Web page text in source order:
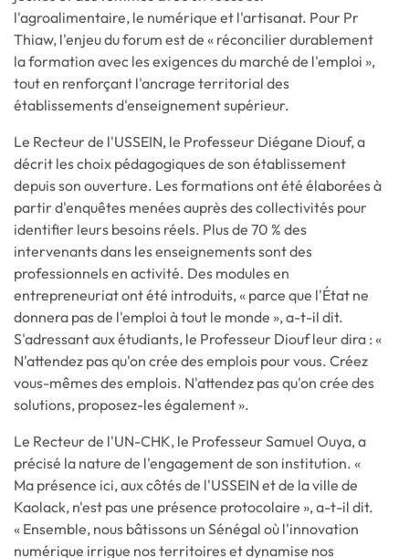
l'agroalimentaire, le numérique et l'artisanat. Pour Pr
Thiaw, l'enjeu du forum est de « réconcilier durablement
la formation avec les exigences du marché de l'emploi »,
tout en renforçant l'ancrage territorial des
établissements d'enseignement supérieur.
Le Recteur de l'USSEIN, le Professeur Diégane Diouf, a
décrit les choix pédagogiques de son établissement
depuis son ouverture. Les formations ont été élaborées à
partir d'enquêtes menées auprès des collectivités pour
identifier leurs besoins réels. Plus de 70 % des
intervenants dans les enseignements sont des
professionnels en activité. Des modules en
entrepreneuriat ont été introduits, « parce que l'État ne
donnera pas de l'emploi à tout le monde », a-t-il dit.
S'adressant aux étudiants, le Professeur Diouf leur dira : «
N'attendez pas qu'on crée des emplois pour vous. Créez
vous-mêmes des emplois. N'attendez pas qu'on crée des
solutions, proposez-les également ».
Le Recteur de l'UN-CHK, le Professeur Samuel Ouya, a
précisé la nature de l'engagement de son institution. «
Ma présence ici, aux côtés de l'USSEIN et de la ville de
Kaolack, n'est pas une présence protocolaire », a-t-il dit.
« Ensemble, nous bâtissons un Sénégal où l'innovation
numérique irrigue nos territoires et dynamise nos